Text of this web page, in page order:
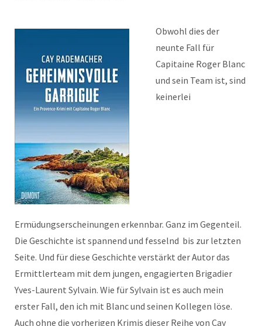
Obwohl dies der
neunte Fall für
Capitaine Roger Blanc
und sein Team ist, sind
keinerlei
Ermüdungserscheinungen erkennbar. Ganz im Gegenteil.
Die Geschichte ist spannend und fesselnd bis zur letzten
Seite. Und für diese Geschichte verstärkt der Autor das
Ermittlerteam mit dem jungen, engagierten Brigadier
Yves-Laurent Sylvain. Wie für Sylvain ist es auch mein
erster Fall, den ich mit Blanc und seinen Kollegen löse.
Auch ohne die vorherigen Krimis dieser Reihe von Cay